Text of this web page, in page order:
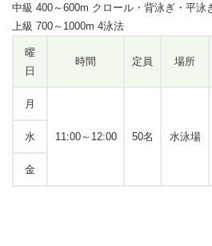
中級 400～600m クロール・背泳ぎ・平泳
上級 700～1000m 4泳法
曜
日
時間 定員 場所
月
11:00～12:00 50名 水泳場
水
金